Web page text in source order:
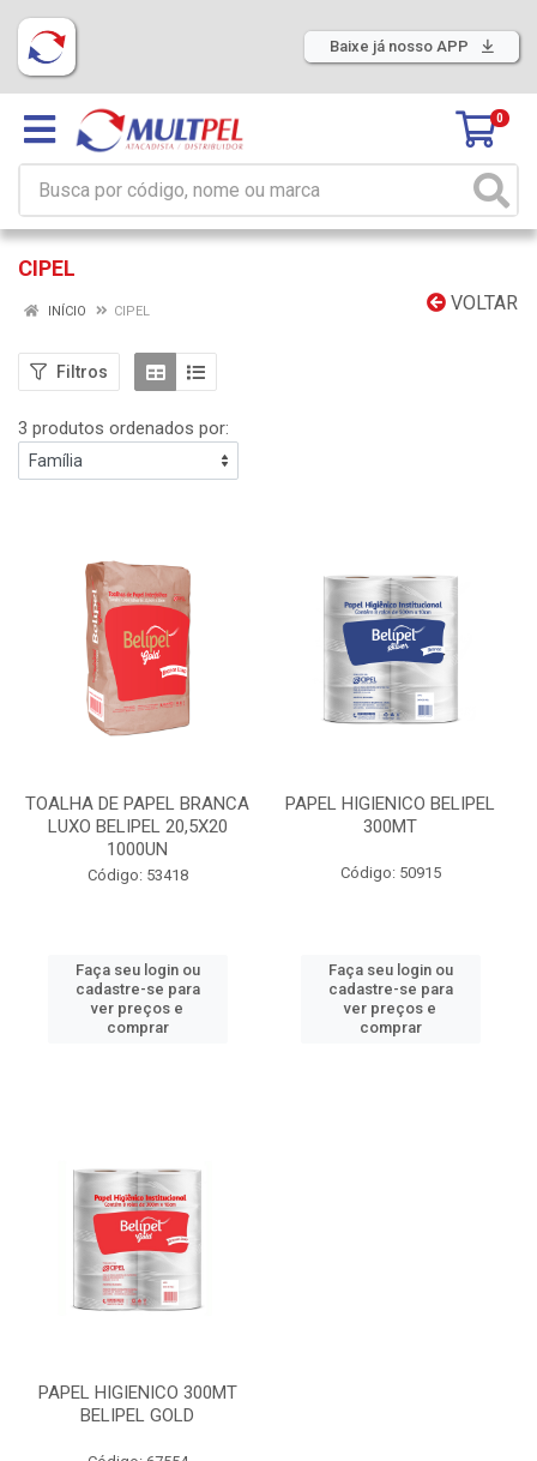
Baixe já nosso APP
0
CIPEL
VOLTAR
INÍCIO CIPEL
Filtros
3 produtos ordenados por:
TOALHA DE PAPEL BRANCA
LUXO BELIPEL 20,5X20
1000UN
Código: 53418
Faça seu login ou
cadastre-se para
ver preços e
comprar
PAPEL HIGIENICO BELIPEL
300MT
Código: 50915
Faça seu login ou
cadastre-se para
ver preços e
comprar
PAPEL HIGIENICO 300MT
BELIPEL GOLD